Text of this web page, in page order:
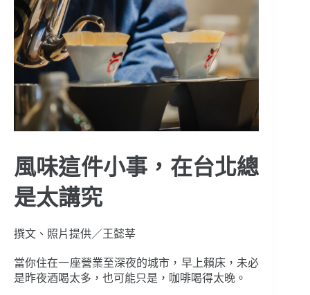
風味這件小事，在台北總
是太講究
撰文、照片提供／王懿莘
當你住在一座營業至深夜的城市，早上賴床，未必
是昨夜酒喝太多，也可能只是，咖啡喝得太晚。